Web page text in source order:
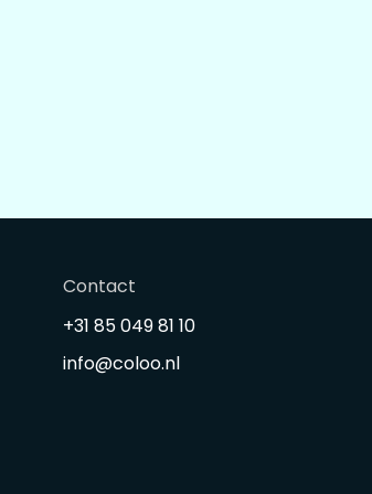
Contact
+31 85 049 81 10
info@coloo.nl